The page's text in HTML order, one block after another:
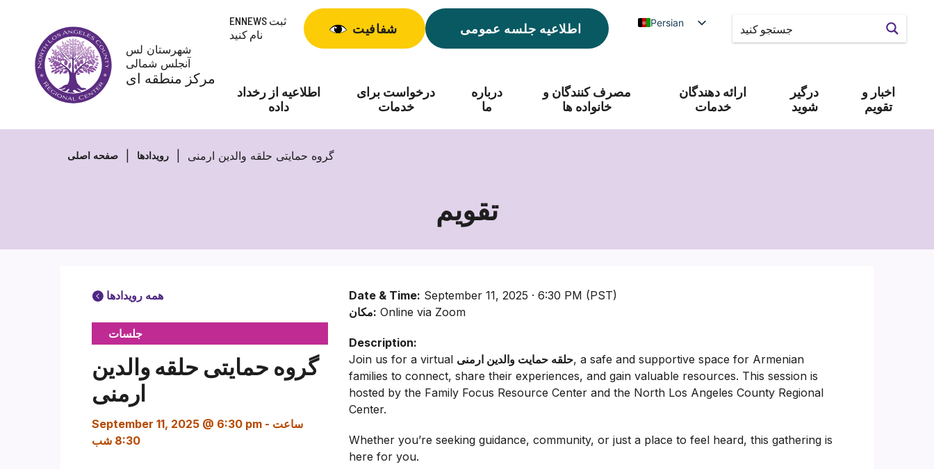
شهرستان لس
آنجلس شمالی
مرکز منطقه ای
ENNEWS ثبت
نام کنید
شفافیت اطلاعیه جلسه عمومی Persian
اطلاعیه از رخداد
داده
درخواست برای
خدمات
درباره
ما
مصرف کنندگان و
خانواده ها
ارائه دهندگان
خدمات
درگیر
شوید
اخبار و
تقویم
صفحه اصلی رویدادها گروه حمایتی حلقه والدین ارمنی
تقویم
همه رویدادها
جلسات
گروه حمایتی حلقه والدین
ارمنی
September 11, 2025 @ 6:30 pm - ساعت
8:30 شب
Date & Time: September 11, 2025 · 6:30 PM (PST)
مکان: Online via Zoom
Description:
Join us for a virtual حلقه حمایت والدین ارمنی, a safe and supportive space for Armenian
families to connect, share their experiences, and gain valuable resources. This session is
hosted by the Family Focus Resource Center and the North Los Angeles County Regional
Center.
Whether you’re seeking guidance, community, or just a place to feel heard, this gathering is
here for you.